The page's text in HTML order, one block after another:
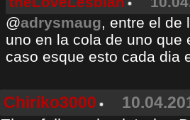
@adrysmaug, entre el de
uno en la cola de uno que
caso esque esto cada dia
Chiriko3000